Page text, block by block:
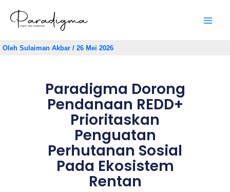
Oleh Sulaiman Akbar / 26 Mei 2026
Paradigma Dorong
Pendanaan REDD+
Prioritaskan
Penguatan
Perhutanan Sosial
Pada Ekosistem
Rentan